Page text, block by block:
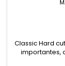
Classic Hard
importantes,